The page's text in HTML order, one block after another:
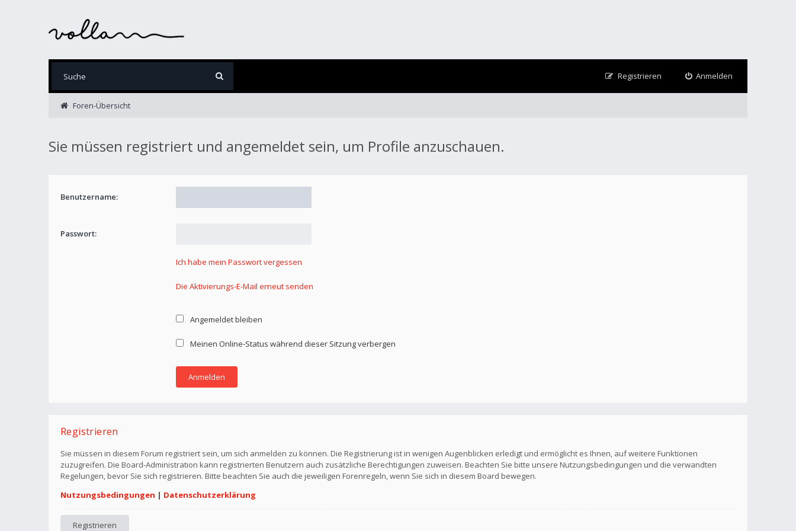
Anmelden
Registrieren
Foren-Übersicht
Sie müssen registriert und angemeldet sein, um Profile anzuschauen.
Benutzername:
Passwort:
Ich habe mein Passwort vergessen
Die Aktivierungs-E-Mail erneut senden
Angemeldet bleiben
Meinen Online-Status während dieser Sitzung verbergen
Registrieren
Sie müssen in diesem Forum registriert sein, um sich anmelden zu können. Die Registrierung ist in wenigen Augenblicken erledigt und ermöglicht es Ihnen, auf weitere Funktionen
zuzugreifen. Die Board-Administration kann registrierten Benutzern auch zusätzliche Berechtigungen zuweisen. Beachten Sie bitte unsere Nutzungsbedingungen und die verwandten
Regelungen, bevor Sie sich registrieren. Bitte beachten Sie auch die jeweiligen Forenregeln, wenn Sie sich in diesem Board bewegen.
Nutzungsbedingungen | Datenschutzerklärung
Registrieren